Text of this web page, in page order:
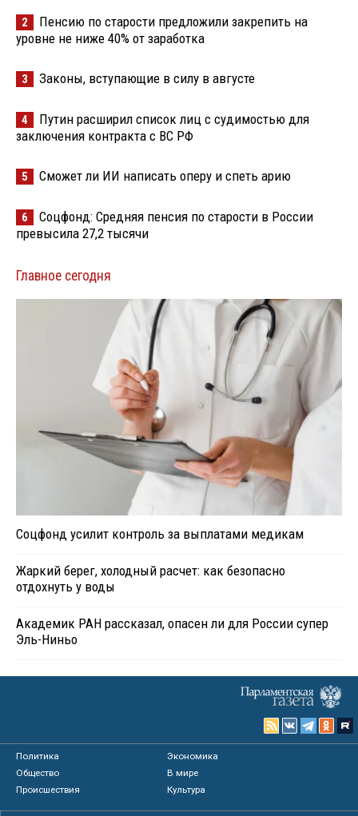
2
Пенсию по старости предложили закрепить на
уровне не ниже 40% от заработка
3 Законы, вступающие в силу в августе
4
Путин расширил список лиц с судимостью для
заключения контракта с ВС РФ
5 Сможет ли ИИ написать оперу и спеть арию
6
Соцфонд: Средняя пенсия по старости в России
превысила 27,2 тысячи
Главное сегодня
Соцфонд усилит контроль за выплатами медикам
Жаркий берег, холодный расчет: как безопасно
отдохнуть у воды
Академик РАН рассказал, опасен ли для России супер
Эль-Ниньо
Политика
Экономика
Общество
В мире
Происшествия
Культура